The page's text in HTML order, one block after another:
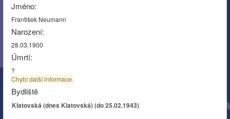
Jméno:
František Neumann
Narození:
28.03.1900
Úmrtí:
?
Chybí další informace.
Bydliště
Klatovská (dnes Klatovská) (do 25.02.1943)